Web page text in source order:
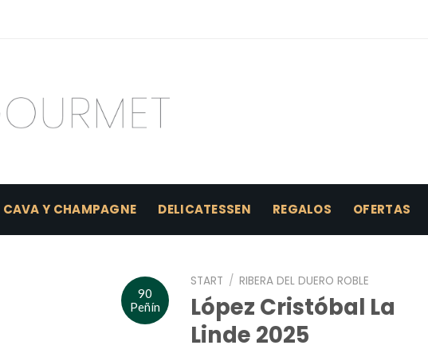
CAVA Y CHAMPAGNE DELICATESSEN REGALOS OFERTAS
90
Peñín
START / RIBERA DEL DUERO ROBLE
López Cristóbal La
Linde 2025